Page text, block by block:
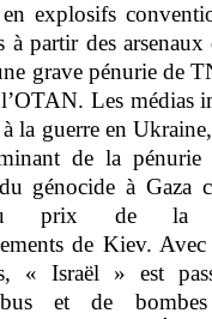
explosifs
à partir des
grave pénurie de
Les médias
la guerre en
de la
génocide à Gaza
prix de la
de Kiev.
« Israël » est
et de